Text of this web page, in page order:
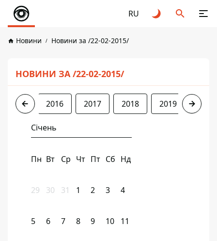
RU
Новини Новини за /22-02-2015/
НОВИНИ ЗА /22-02-2015/
2015 2016 2017 2018 2019 2020
Січень
Пн Вт Ср Чт Пт Сб Нд
29 30 31 1 2 3 4
5 6 7 8 9 10 11